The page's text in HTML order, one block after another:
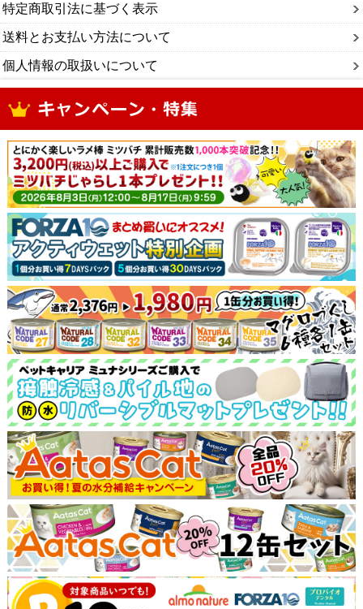
特定商取引法に基づく表示
送料とお支払い方法について
個人情報の取扱いについて